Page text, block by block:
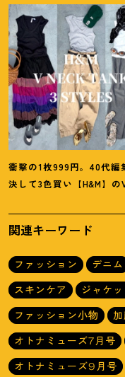
き方】
衝撃の1枚999円。40代編
決して3色買い【H&M】の
3選
関連キーワード
ファッション デニム
スキンケア
ジャケッ
ファッション小物
オトナミューズ7月号
オトナミューズ9月号